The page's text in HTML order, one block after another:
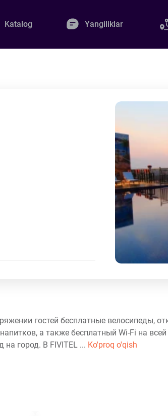
Katalog Yangiliklar
гостей бесплатные велосипеды,
а также бесплатный Wi-Fi на всей
на город. В FIVITEL ... Ko'proq o'qish